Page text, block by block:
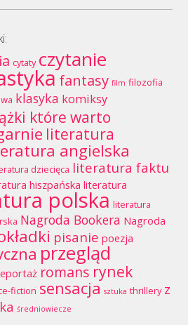
cytaty czytanie
fantasy film filozofia
klasyka komiksy
które warto
literatura
angielska
dziecięca literatura faktu
hiszpańska literatura
polska literatura
Nagroda Bookera Nagroda
pisanie poezja
przegląd
romans rynek
fiction sensacja sztuka thrillery z
średniowiecze